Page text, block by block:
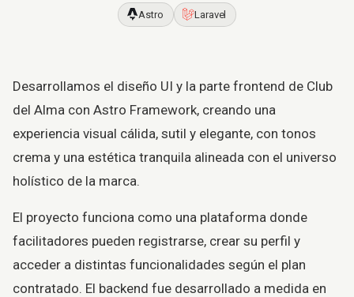
Astro Laravel
Desarrollamos el diseño UI y la parte frontend de Club
del Alma con Astro Framework, creando una
experiencia visual cálida, sutil y elegante, con tonos
crema y una estética tranquila alineada con el universo
holístico de la marca.
El proyecto funciona como una plataforma donde
facilitadores pueden registrarse, crear su perfil y
acceder a distintas funcionalidades según el plan
contratado. El backend fue desarrollado a medida en